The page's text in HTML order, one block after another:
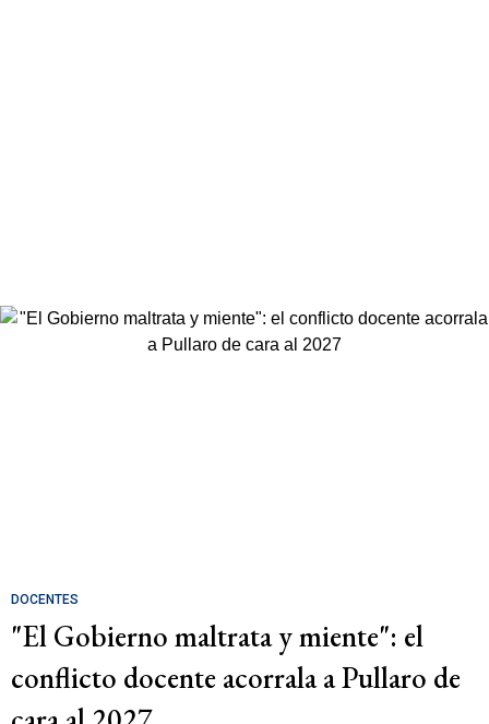
DOCENTES
"El Gobierno maltrata y miente": el
conflicto docente acorrala a Pullaro de